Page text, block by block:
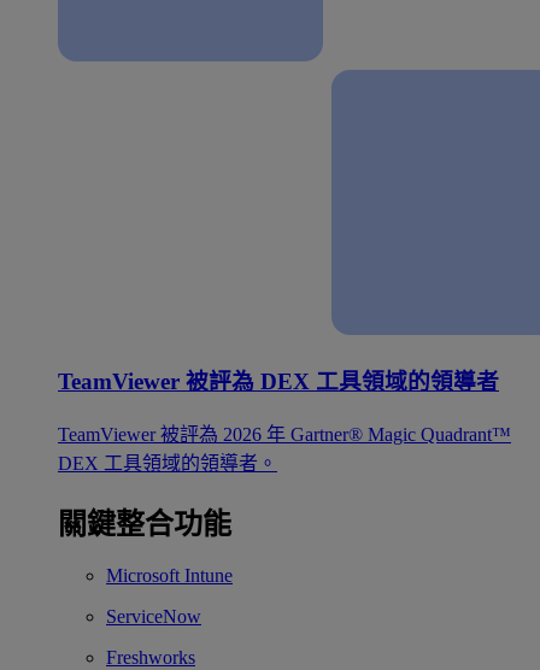
TeamViewer 被評為 DEX 工具領域的領導者
TeamViewer 被評為 2026 年 Gartner® Magic Quadrant™
DEX 工具領域的領導者。
關鍵整合功能
Microsoft Intune
ServiceNow
Freshworks